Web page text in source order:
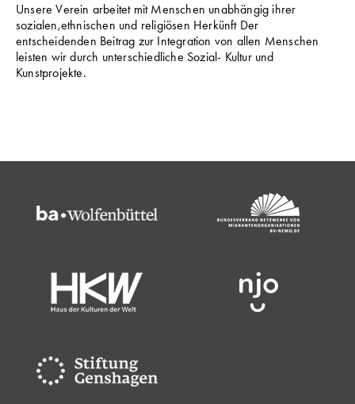
Unsere Verein arbeitet mit Menschen unabhängig ihrer
sozialen,ethnischen und religiösen Herkünft Der
entscheidenden Beitrag zur Integration von allen Menschen
leisten wir durch unterschiedliche Sozial- Kultur und
Kunstprojekte.